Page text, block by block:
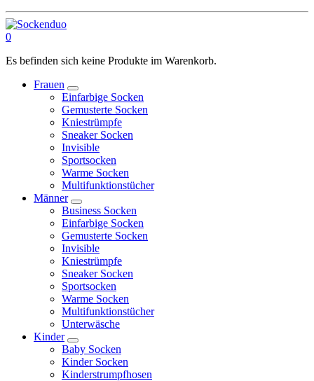
0
Es befinden sich keine Produkte im Warenkorb.
Frauen
Einfarbige Socken
Gemusterte Socken
Kniestrümpfe
Sneaker Socken
Invisible
Sportsocken
Warme Socken
Multifunktionstücher
Männer
Business Socken
Einfarbige Socken
Gemusterte Socken
Invisible
Kniestrümpfe
Sneaker Socken
Sportsocken
Warme Socken
Multifunktionstücher
Unterwäsche
Kinder
Baby Socken
Kinder Socken
Kinderstrumpfhosen